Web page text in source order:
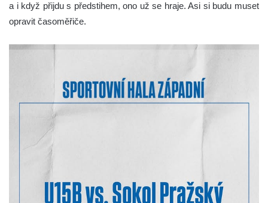
a i když přijdu s předstihem, ono už se hraje. Asi si budu muset
opravit časoměřiče.